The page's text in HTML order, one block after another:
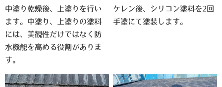
中塗り乾燥後、上塗りを行い
ます。中塗り、上塗りの塗料
には、美観性だけではなく防
水機能を高める役割がありま
す。
ケレン後、シリコン塗料を2回
手塗にて塗装します。